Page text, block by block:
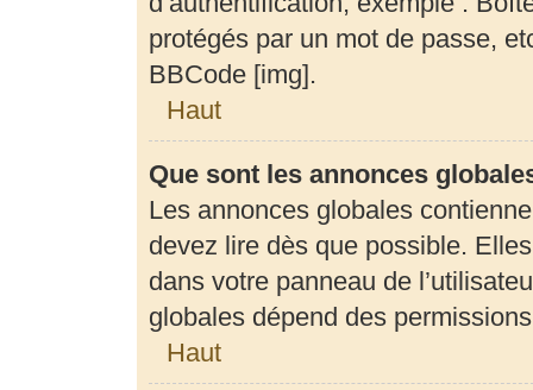
protégés par un mot de passe,
BBCode [img].
Haut
Que sont les annonces
Les annonces globales
devez lire dès que possible.
dans votre panneau de
globales dépend des
Haut